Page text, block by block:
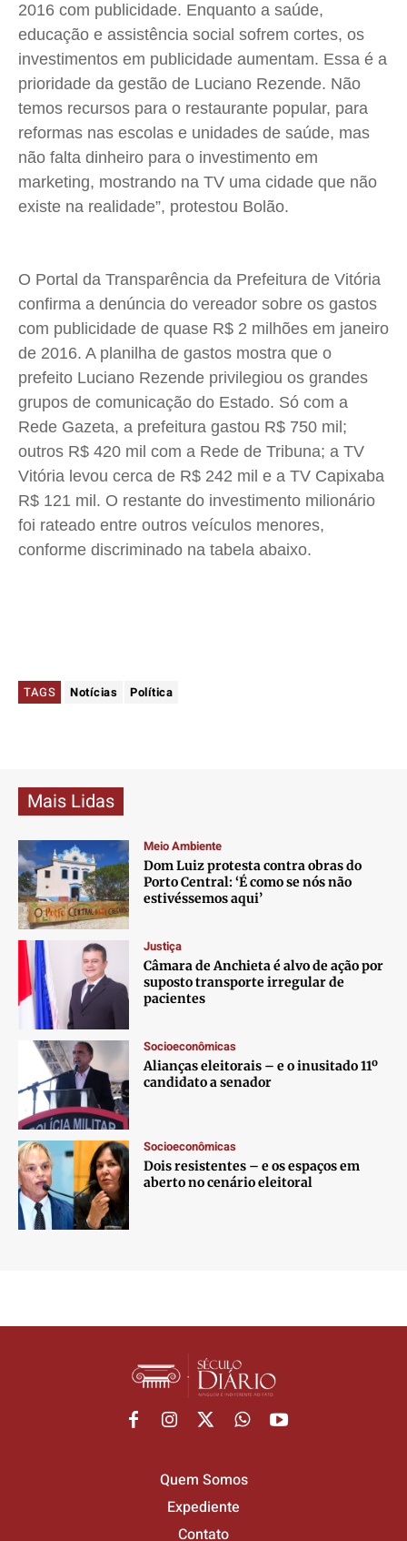
Termos de Uso
Privacidade
Termos de Uso
Privacidade
Termos de Uso
Privacidade
Termos de Uso
Privacidade
2016 com publicidade. Enquanto a saúde,
educação e assistência social sofrem cortes, os
investimentos em publicidade aumentam. Essa é a
prioridade da gestão de Luciano Rezende. Não
temos recursos para o restaurante popular, para
reformas nas escolas e unidades de saúde, mas
não falta dinheiro para o investimento em
marketing, mostrando na TV uma cidade que não
existe na realidade”, protestou Bolão.
O Portal da Transparência da Prefeitura de Vitória
confirma a denúncia do vereador sobre os gastos
com publicidade de quase R$ 2 milhões em janeiro
de 2016. A planilha de gastos mostra que o
prefeito Luciano Rezende privilegiou os grandes
grupos de comunicação do Estado. Só com a
Rede Gazeta, a prefeitura gastou R$ 750 mil;
outros R$ 420 mil com a Rede de Tribuna; a TV
Vitória levou cerca de R$ 242 mil e a TV Capixaba
R$ 121 mil. O restante do investimento milionário
foi rateado entre outros veículos menores,
conforme discriminado na tabela abaixo.
TAGS Notícias Política
Mais Lidas
Meio Ambiente
Dom Luiz protesta contra obras do
Porto Central: ‘É como se nós não
estivéssemos aqui’
Justiça
Câmara de Anchieta é alvo de ação por
suposto transporte irregular de
pacientes
Socioeconômicas
Alianças eleitorais – e o inusitado 11º
candidato a senador
Socioeconômicas
Dois resistentes – e os espaços em
aberto no cenário eleitoral
Quem Somos
Expediente
Contato